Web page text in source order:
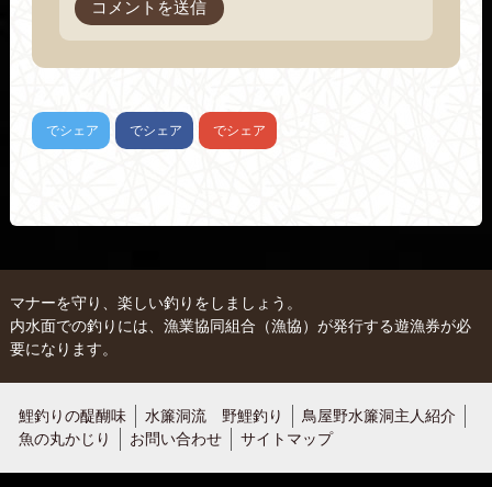
でシェア でシェア でシェア
マナーを守り、楽しい釣りをしましょう。
内水面での釣りには、漁業協同組合（漁協）が発行する遊漁券が必
要になります。
鯉釣りの醍醐味 水簾洞流 野鯉釣り
鳥屋野水簾洞主人紹介
魚の丸かじり
お問い合わせ サイトマップ